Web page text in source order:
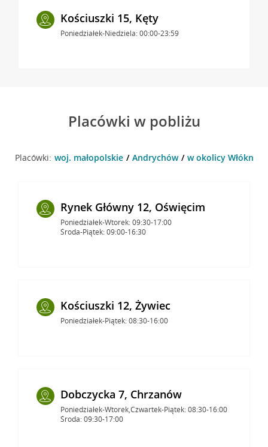
Kościuszki 15, Kęty
Poniedziałek-Niedziela: 00:00-23:59
Placówki w pobliżu
Placówki: woj. małopolskie Andrychów w okolicy
Rynek Główny 12, Oświęcim
Poniedziałek-Wtorek: 09:30-17:00
Środa-Piątek: 09:00-16:30
Kościuszki 12, Żywiec
Poniedziałek-Piątek: 08:30-16:00
Dobczycka 7, Chrzanów
Poniedziałek-Wtorek,Czwartek-Piątek: 08:30-16:00
Środa: 09:30-17:00